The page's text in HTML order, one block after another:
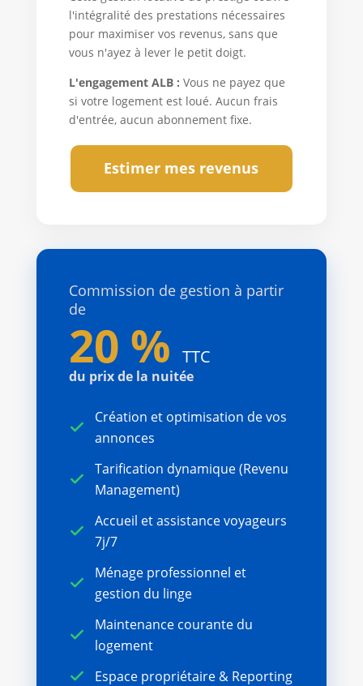
l'intégralité des prestations nécessaires
pour maximiser vos revenus, sans que
vous n'ayez à lever le petit doigt.
L'engagement ALB : Vous ne payez que
si votre logement est loué. Aucun frais
d'entrée, aucun abonnement fixe.
Estimer mes revenus
Commission de gestion à partir
de
20 % TTC
du prix de la nuitée
Création et optimisation de vos
annonces
Tarification dynamique (Revenu
Management)
Accueil et assistance voyageurs
7j/7
Ménage professionnel et
gestion du linge
Maintenance courante du
logement
Espace propriétaire & Reporting